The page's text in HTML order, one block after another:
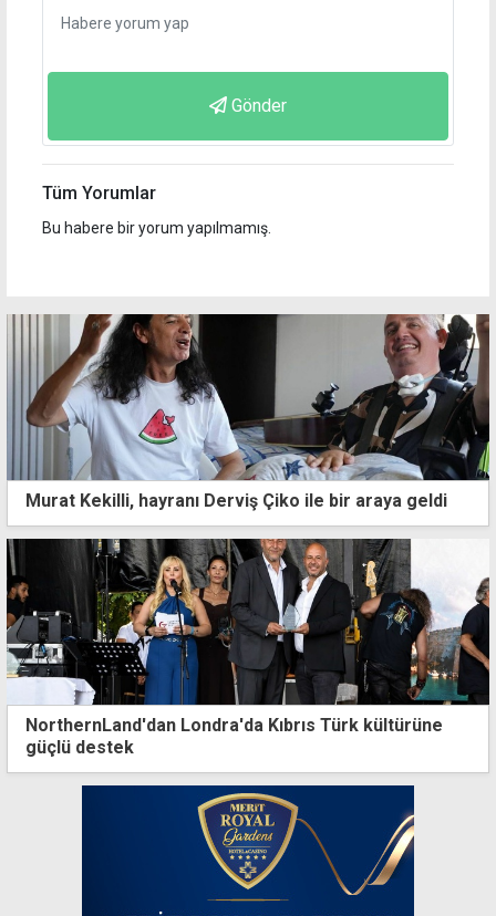
Gönder
Tüm Yorumlar
Bu habere bir yorum yapılmamış.
Murat Kekilli, hayranı Derviş Çiko ile bir araya geldi
NorthernLand'dan Londra'da Kıbrıs Türk kültürüne
güçlü destek